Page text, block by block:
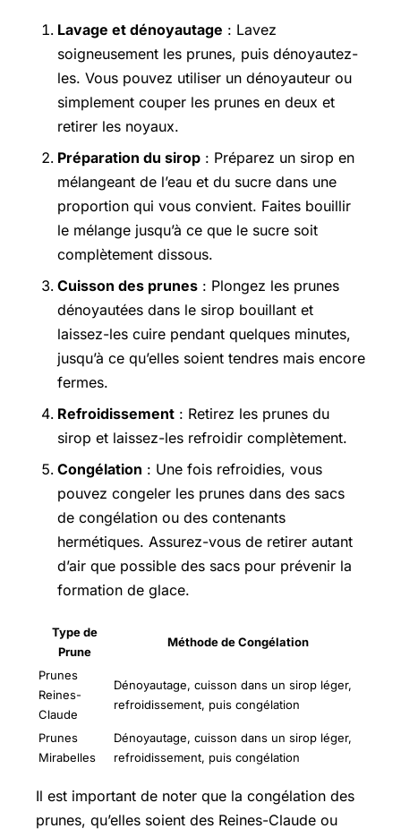
Lavage et dénoyautage : Lavez
soigneusement les prunes, puis dénoyautez-
les. Vous pouvez utiliser un dénoyauteur ou
simplement couper les prunes en deux et
retirer les noyaux.
Préparation du sirop : Préparez un sirop en
mélangeant de l’eau et du sucre dans une
proportion qui vous convient. Faites bouillir
le mélange jusqu’à ce que le sucre soit
complètement dissous.
Cuisson des prunes : Plongez les prunes
dénoyautées dans le sirop bouillant et
laissez-les cuire pendant quelques minutes,
jusqu’à ce qu’elles soient tendres mais encore
fermes.
Refroidissement : Retirez les prunes du
sirop et laissez-les refroidir complètement.
Congélation : Une fois refroidies, vous
pouvez congeler les prunes dans des sacs
de congélation ou des contenants
hermétiques. Assurez-vous de retirer autant
d’air que possible des sacs pour prévenir la
formation de glace.
Type de
Prune
Méthode de Congélation
Prunes
Reines-
Claude
Dénoyautage, cuisson dans un sirop léger,
refroidissement, puis congélation
Prunes
Mirabelles
Dénoyautage, cuisson dans un sirop léger,
refroidissement, puis congélation
Il est important de noter que la congélation des
prunes, qu’elles soient des Reines-Claude ou